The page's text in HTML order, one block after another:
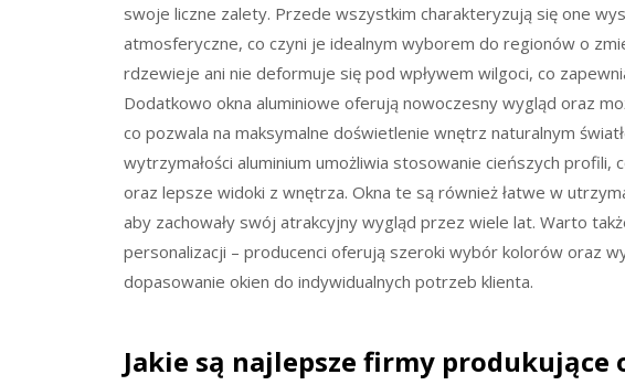
swoje liczne zalety. Przede wszystkim charakteryzują się one
atmosferyczne, co czyni je idealnym wyborem do regionów o
rdzewieje ani nie deformuje się pod wpływem wilgoci, co
Dodatkowo okna aluminiowe oferują nowoczesny wygląd oraz
co pozwala na maksymalne doświetlenie wnętrz naturalnym
wytrzymałości aluminium umożliwia stosowanie cieńszych profili,
oraz lepsze widoki z wnętrza. Okna te są również łatwe w
aby zachowały swój atrakcyjny wygląd przez wiele lat. Warto
personalizacji – producenci oferują szeroki wybór kolorów oraz
dopasowanie okien do indywidualnych potrzeb klienta.
Jakie są najlepsze firmy produkujące